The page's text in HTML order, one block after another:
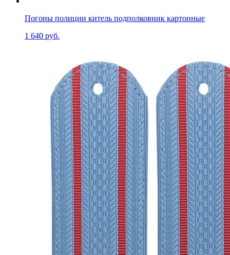
Погоны полиции китель подполковник картонные
1 640 руб.